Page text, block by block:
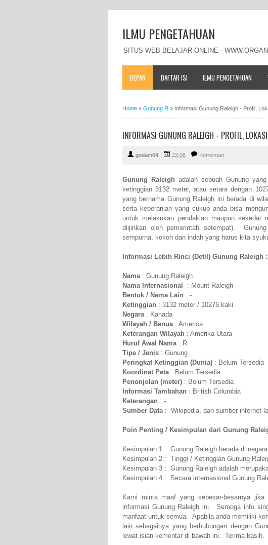
ILMU PENGETAHUAN
SITUS WEB BELAJAR ONLINE -
DEPAN DAFTAR ISI ILMU PENGETAHUAN
Home » Gunung R » Informasi Gunung Raleigh - Profil,
INFORMASI GUNUNG RALEIGH - PROFIL,
godam64 22:08 Komentari
Gunung Raleigh adalah sebuah Gunung
ketinggian 3132 meter, atau setara dengan
yang bernama Gunung Raleigh ini berada di
serta keberanian yang cukup anda bisa
untuk melakukan pendakian maupun sekedar
diijinkan oleh pemerintah setempat).
sempurna, kokoh dan indah yang harus kita
Informasi Lebih Rinci (Detil) Gunung Raleigh :
Nama: Gunung Raleigh
Nama Internasional
: Mount Raleigh
Bentuk / Nama Lain : -
Ketinggian : 3132 meter / 10276 kaki
Negara: Kanada
Wilayah / Benua: America
Keterangan Wilayah : Amerika Utara
Huruf Awal Nama: R
Tipe / Jenis : Gunung
Peringkat Ketinggian (Dunia) : Belum Tersedia
Koordinat Peta: Belum Tersedia
Penonjolan (meter) : Belum Tersedia
Informasi Tambahan : British Columbia
Keterangan : -
Sumber Data: Wikipedia, dan sumber internet
Poin Penting / Kesimpulan dari Gunung
Kesimpulan 1 : Gunung Raleigh berada di
Kesimpulan 2 : Tinggi / Ketinggian Gunung
Kesimpulan 3 : Gunung Raleigh adalah
Kesimpulan 4 : Secara internasional Gunung
Kami minta maaf yang sebesar-besarnya
informasi Gunung Raleigh ini. Semoga info
manfaat untuk semua. Apabila anda memiliki
lain sebagainya yang berhubungan dengan
lewat isian komentar di bawah ini. Terima kasih.